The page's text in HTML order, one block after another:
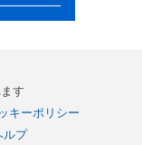
す
キーポリシー
ルプ